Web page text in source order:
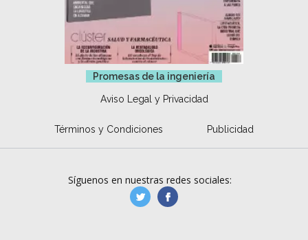
Promesas de la ingeniería
Aviso Legal y Privacidad
Términos y Condiciones Publicidad
Síguenos en nuestras redes sociales:
manufacturaGE